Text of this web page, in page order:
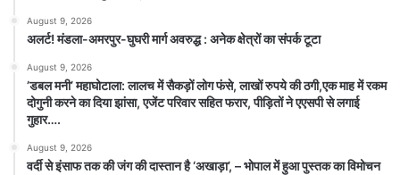
August 9, 2026
अलर्ट! मंडला-अमरपुर-घुघरी मार्ग अवरुद्ध : अनेक क्षेत्रों का संपर्क टूटा
August 9, 2026
​’डबल मनी’ महाघोटाला: लालच में सैकड़ों लोग फंसे, लाखों रुपये की ठगी,एक माह में रकम
दोगुनी करने का दिया झांसा, एजेंट परिवार सहित फरार, पीड़ितों ने एएसपी से लगाई
गुहार….
August 9, 2026
वर्दी से इंसाफ तक की जंग की दास्तान है ‘अखाड़ा’, – भोपाल में हुआ पुस्तक का विमोचन